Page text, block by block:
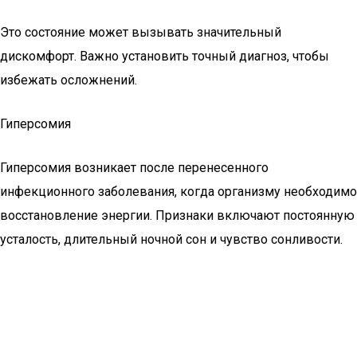
Это состояние может вызывать значительный
дискомфорт. Важно установить точный диагноз, чтобы
избежать осложнений.
Гиперсомия
Гиперсомия возникает после перенесенного
инфекционного заболевания, когда организму необходимо
восстановление энергии. Признаки включают постоянную
усталость, длительный ночной сон и чувство сонливости.